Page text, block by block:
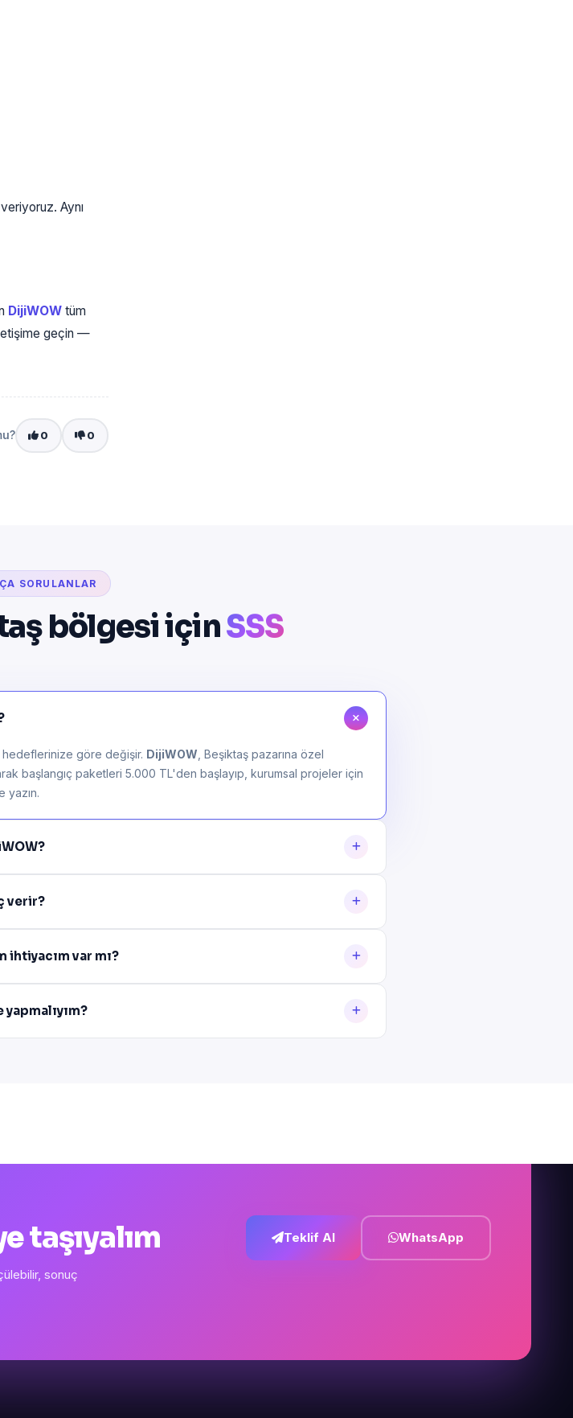
Aynı
DijiWOW tüm
geçin —
0 0
SORULANLAR
bölgesi içinSSS
hedeflerinize göre değişir. DijiWOW , Beşiktaş pazarına özel
başlangıç paketleri 5.000 TL'den başlayıp, kurumsal projeler için
yazın.
verir?
ihtiyacım var mı?
taşıyalım
sonuç
Teklif Al WhatsApp